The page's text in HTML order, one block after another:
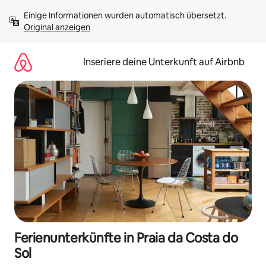
Inhalten
springenOriginal anzeigen
Inseriere deine Unterkunft auf Airbnb
Ferienunterkünfte in Praia da Costa do
Sol